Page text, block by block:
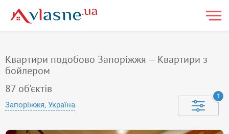
Квартири подобово Запоріжжя — Квартири з
бойлером
87 об'єктів
Запоріжжя, Україна
1